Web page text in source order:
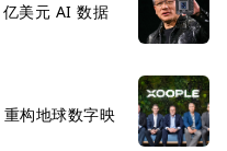
美元 AI 数据
构地球数字映